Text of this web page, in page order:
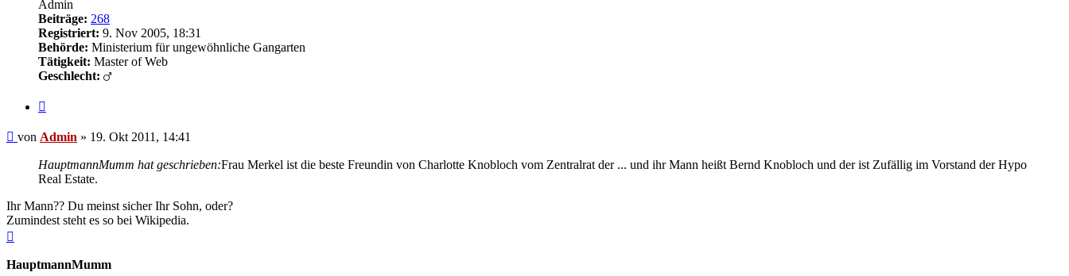
Admin
Beiträge: 268
Registriert: 9. Nov 2005, 18:31
Behörde: Ministerium für ungewöhnliche Gangarten
Tätigkeit: Master of Web
Geschlecht:
Beitrag
von Admin » 19. Okt 2011, 14:41
HauptmannMumm hat geschrieben:Frau Merkel ist die beste Freundin von Charlotte Knobloch vom Zentralrat der ... und ihr Mann heißt Bernd Knobloch und der ist Zufällig im Vorstand der Hypo
Real Estate.
Ihr Mann?? Du meinst sicher Ihr Sohn, oder?
Zumindest steht es so bei Wikipedia.
HauptmannMumm